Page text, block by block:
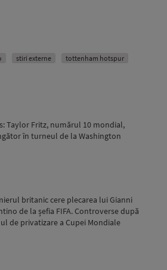
stiri externe tottenham hotspur
Taylor Fritz, numărul 10 mondial,
în turneul de la Washington
britanic cere plecarea lui Gianni
de la șefia FIFA. Controverse după
de privatizare a Cupei Mondiale